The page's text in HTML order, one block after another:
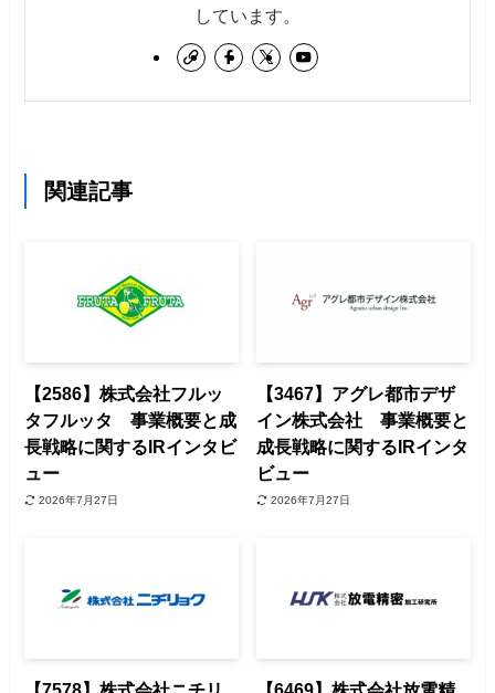
しています。
関連記事
【2586】株式会社フルッ
タフルッタ 事業概要と成
長戦略に関するIRインタビ
ュー
2026年7月27日
【3467】アグレ都市デザ
イン株式会社 事業概要と
成長戦略に関するIRインタ
ビュー
2026年7月27日